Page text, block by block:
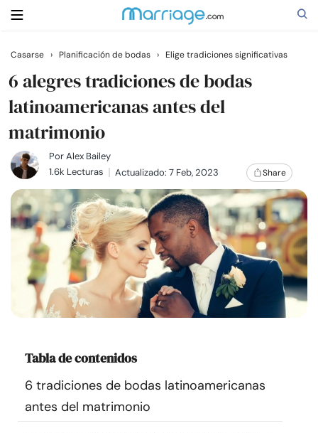
Buscar
Casarse
Relaciones
Familia
Ayuda
Cursos
Comunidad
Encuentra un terapeuta
Casarse › Planificación de bodas › Elige tradiciones significativas
6 alegres tradiciones de bodas
latinoamericanas antes del
matrimonio
PorAlex Bailey
1.6k Lecturas
Actualizado: 7 Feb, 2023 Share
Tabla de contenidos
6 tradiciones de bodas latinoamericanas
antes del matrimonio